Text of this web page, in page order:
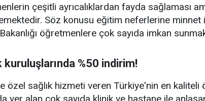
çeşitli ayrıcalıklardan fayda sağlaması
Söz konusu eğitim neferlerine minnet
öğretmenlere çok sayıda imkan
kuruluşlarında %50 indirim!
özel sağlık hizmeti veren Türkiye'nin en kaliteli